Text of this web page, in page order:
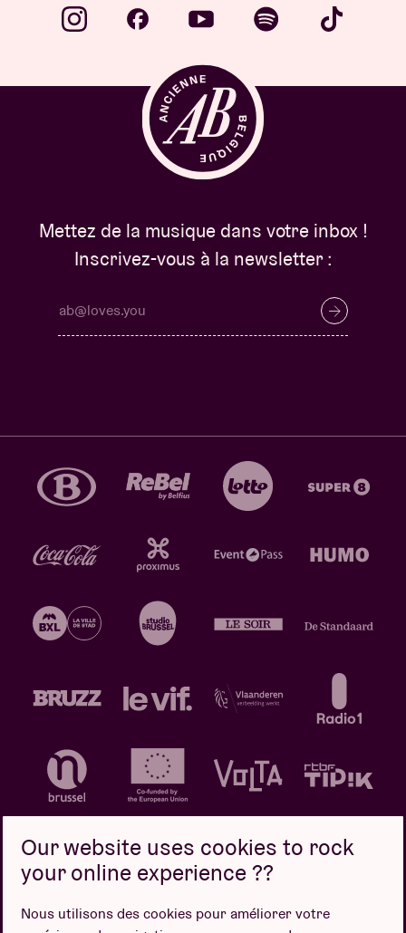
Mettez de la musique dans votre inbox !
Inscrivez-vous à la newsletter :
Politique de confidentialité
Politique de cookies
Our website uses cookies to rock
your online experience ??
Nous utilisons des cookies pour améliorer votre